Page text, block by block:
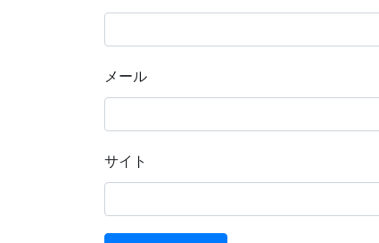
メール
サイト